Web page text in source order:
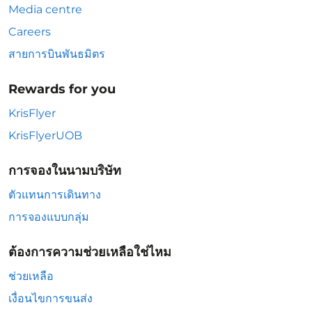
Media centre
Careers
สายการบินพันธมิตร
Rewards for you
KrisFlyer
KrisFlyerUOB
การจองในนามบริษัท
ตัวแทนการเดินทาง
การจองแบบกลุ่ม
ต้องการความช่วยเหลือใช่ไหม
ช่วยเหลือ
เงื่อนไขการขนส่ง